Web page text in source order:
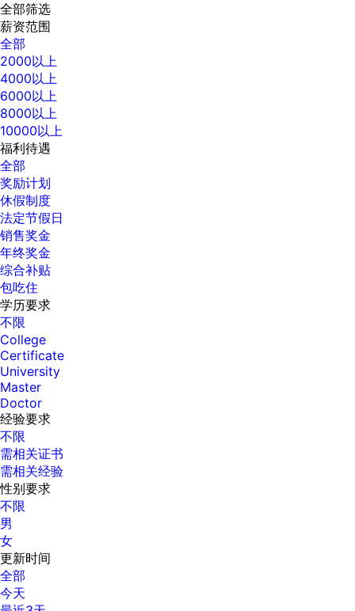
全部筛选
薪资范围
全部
2000以上
4000以上
6000以上
8000以上
10000以上
福利待遇
全部
奖励计划
休假制度
法定节假日
销售奖金
年终奖金
综合补贴
包吃住
学历要求
不限
College
Certificate
University
Master
Doctor
经验要求
不限
需相关证书
需相关经验
性别要求
不限
男
女
更新时间
全部
今天